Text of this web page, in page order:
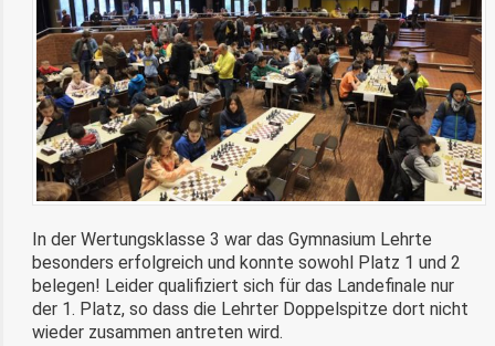
In der Wertungsklasse 3 war das Gymnasium Lehrte
besonders erfolgreich und konnte sowohl Platz 1 und 2
belegen! Leider qualifiziert sich für das Landefinale nur
der 1. Platz, so dass die Lehrter Doppelspitze dort nicht
wieder zusammen antreten wird.